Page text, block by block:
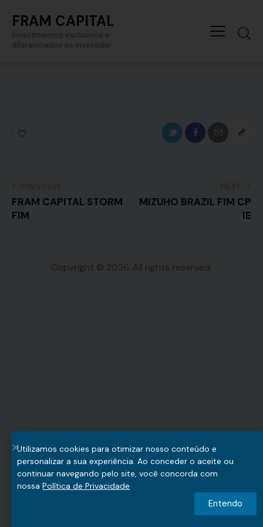
FRAM CAPITAL
Investimentos exclusivos e
diferenciados ao investidor
FRAM CAPITAL STORM
FIM
MIZUHO BRAZIL FIM CP
IE
Copyright © 2026. All rights reserved.
Utilizamos cookies para otimizar nosso conteúdo e
personalizar a sua experiência. Ao conceder o aceite ou
continuar navegando pelo site, você concorda com
nossaPolítica de Privacidade
Entendo